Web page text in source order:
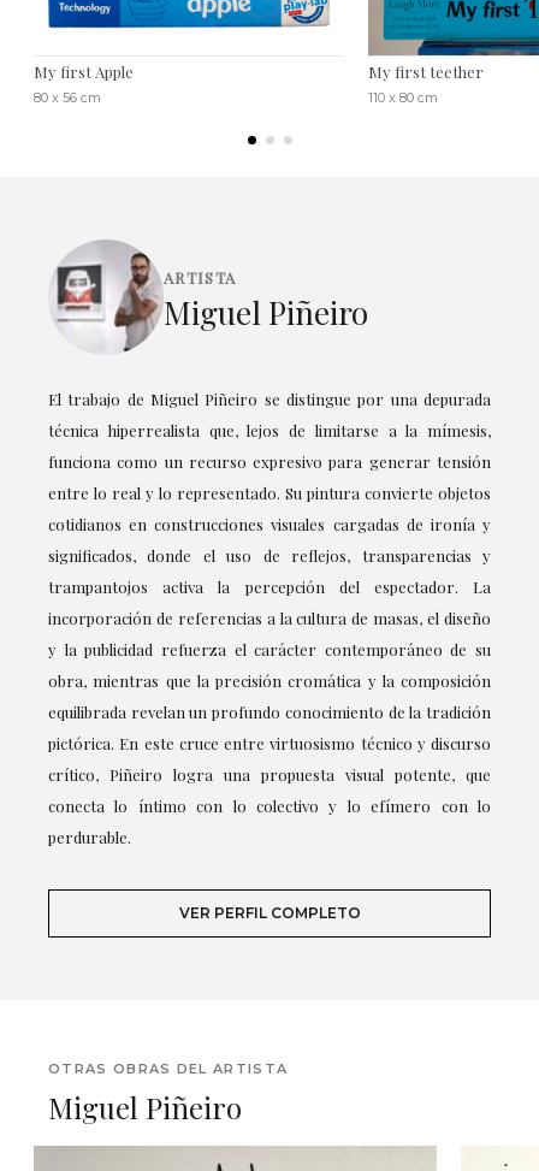
My first Apple
80 x 56 cm
My first teether
110 x 80 cm
ARTISTA
Miguel Piñeiro
El trabajo de Miguel Piñeiro se distingue por una depurada
técnica hiperrealista que, lejos de limitarse a la mímesis,
funciona como un recurso expresivo para generar tensión
entre lo real y lo representado. Su pintura convierte objetos
cotidianos en construcciones visuales cargadas de ironía y
significados, donde el uso de reflejos, transparencias y
trampantojos activa la percepción del espectador. La
incorporación de referencias a la cultura de masas, el diseño
y la publicidad refuerza el carácter contemporáneo de su
obra, mientras que la precisión cromática y la composición
equilibrada revelan un profundo conocimiento de la tradición
pictórica. En este cruce entre virtuosismo técnico y discurso
crítico, Piñeiro logra una propuesta visual potente, que
conecta lo íntimo con lo colectivo y lo efímero con lo
perdurable.
VER PERFIL COMPLETO
OTRAS OBRAS DEL ARTISTA
Miguel Piñeiro